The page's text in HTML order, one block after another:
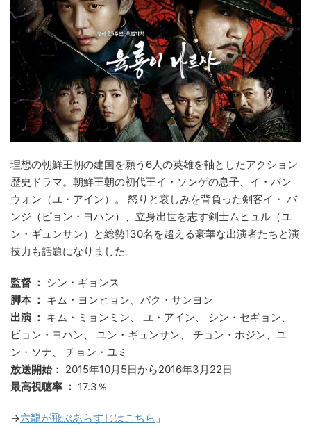
理想の朝鮮王朝の建国を願う6人の英雄を軸としたアクション
歴史ドラマ。朝鮮王朝の初代王イ・ソンゲの息子、イ・バン
ウォン（ユ・アイン）。 怒りと哀しみを背負った剣客イ・ バ
ンジ（ピョン・ヨハン）、立身出世を志す剣士ムヒュル（ユ
ン・ギュンサン）と総勢130名を超える豪華な出演者たちと演
技力も話題になりました。
監督 ： シン・ギョンス
脚本 ： キム・ヨンヒョン、パク・サンヨン
出演 ： キム・ミョンミン、 ユ・アイン、 シン・セギョン、
ビョン・ヨハン、 ユン・ギュンサン、 チョン・ホジン、ユ
ン・ソナ、 チョン・ユミ
放送開始： 2015年10月5日から2016年3月22日
最高視聴率 ： 17.3％
→六龍が飛ぶあらすじはこちら 」